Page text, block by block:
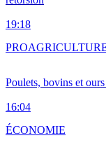
19:18
Poulets, bovins et
16:04
PRO
ÉCONOMIE